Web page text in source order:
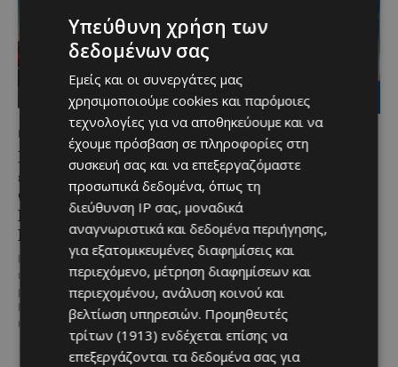
ΜΈΝΟΥΜΕ ΕΝΗΜΕΡΩΜΈΝΟΙ
Η Peugeot είναι ο
επίσημος συνεργάτης του
Φεστιβάλ
Κινηματογράφου της
Βενετίας
Η Peugeot ανακοινώνει μια
ιδιαίτερα σημαντική συνεργασία
με το Διεθνές Φεστιβάλ
Κινηματογράφου της Βενετίας
και με αυτό τον...
ΜΈΝΟΥΜΕ ΕΝΗΜΕΡΩΜΈΝΟΙ
Lidl Better Living Days
#summer2026: Ένα
μοναδικό ταξίδι ευεξίας,
γεμάτο γεύση, ενέργεια
και χαμόγελα σε όλη την
Κύπρο
Με 6 προορισμούς, πάνω από
1.700 συμμετέχοντες και
περισσότερες από 3.500
μερίδες, η Lidl Κύπρου
επιβεβαίωσε για ακόμα...
Υπεύθυνη χρήση των
δεδομένων σας
Εμείς και οι συνεργάτες μας
χρησιμοποιούμε cookies και παρόμοιες
τεχνολογίες για να αποθηκεύουμε και να
έχουμε πρόσβαση σε πληροφορίες στη
συσκευή σας και να επεξεργαζόμαστε
προσωπικά δεδομένα, όπως τη
διεύθυνση IP σας, μοναδικά
αναγνωριστικά και δεδομένα περιήγησης,
για εξατομικευμένες διαφημίσεις και
περιεχόμενο, μέτρηση διαφημίσεων και
περιεχομένου, ανάλυση κοινού και
βελτίωση υπηρεσιών. Προμηθευτές
τρίτων (1913) ενδέχεται επίσης να
επεξεργάζονται τα δεδομένα σας για